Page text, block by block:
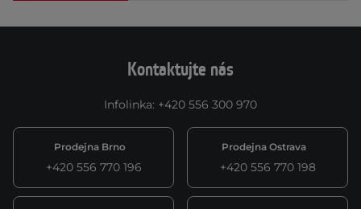
Kontaktujte nás
Infolinka: +420 556 300 970
Prodejna Brno
+420 556 770 196
Prodejna Ostrava
+420 556 770 198